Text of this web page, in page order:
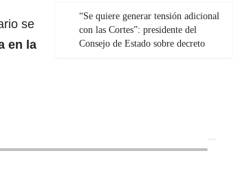
“Se quiere generar tensión adicional
con las Cortes”: presidente del
Consejo de Estado sobre decreto
se
en la